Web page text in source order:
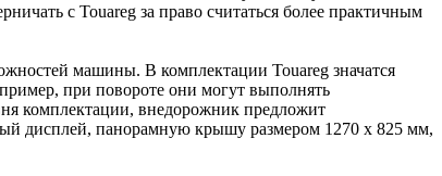
с Touareg за право считаться более практичным
машины. В комплектации Touareg значатся
при повороте они могут выполнять
комплектации, внедорожник предложит
дисплей, панорамную крышу размером 1270 х 825 мм,